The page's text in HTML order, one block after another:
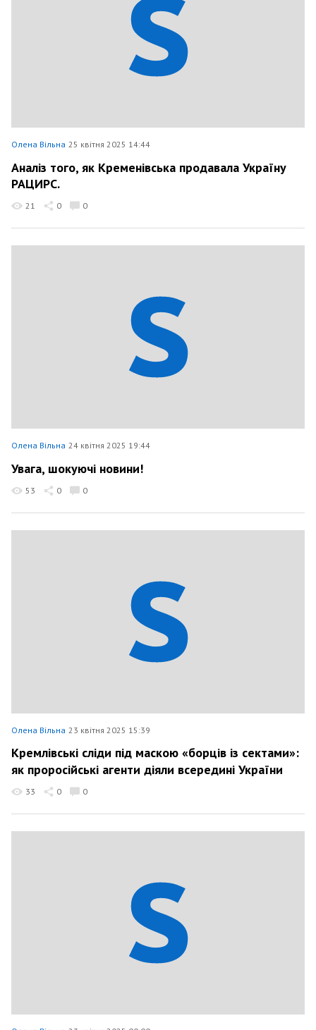
Олена Вільна 25 квітня 2025 14:44
Аналіз того, як Кременівська продавала Україну
РАЦИРС.
21 0 0
Олена Вільна 24 квітня 2025 19:44
Увага, шокуючі новини!
53 0 0
Олена Вільна 23 квітня 2025 15:39
Кремлівські сліди під маскою «борців із сектами»:
як проросійські агенти діяли всередині України
33 0 0